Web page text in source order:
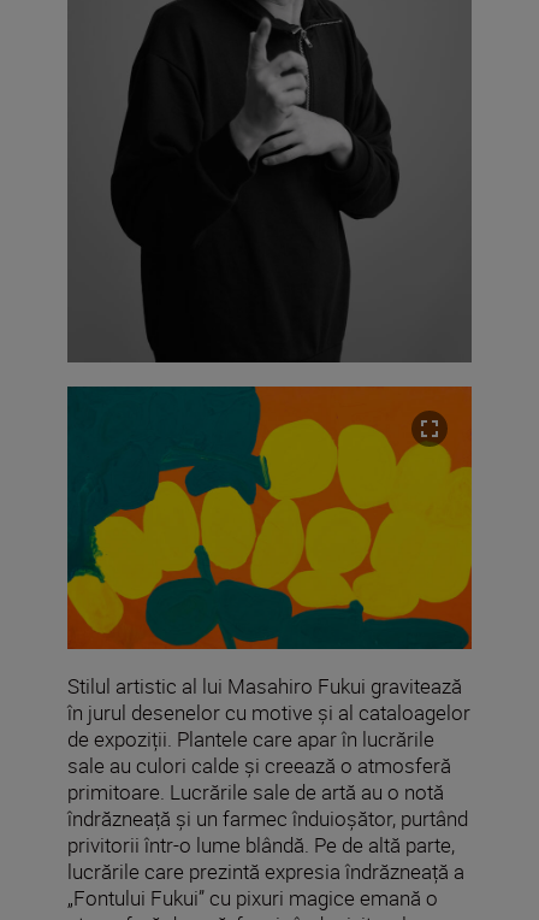
Stilul artistic al lui Masahiro Fukui gravitează
în jurul desenelor cu motive și al cataloagelor
de expoziții. Plantele care apar în lucrările
sale au culori calde și creează o atmosferă
primitoare. Lucrările sale de artă au o notă
îndrăzneață și un farmec înduioșător, purtând
privitorii într-o lume blândă. Pe de altă parte,
lucrările care prezintă expresia îndrăzneață a
„Fontului Fukui” cu pixuri magice emană o